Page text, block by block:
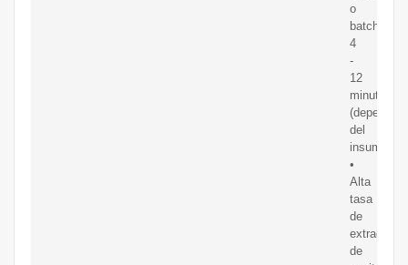
o
batch
4
-
12
minutos
(dependen
del
insumo)
•
Alta
tasa
de
extracción
de